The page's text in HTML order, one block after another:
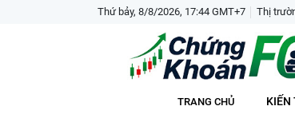
Thứ bảy, 8/8/2026, 17:44 GMT+7 Thị
TRANG CHỦ KIẾN